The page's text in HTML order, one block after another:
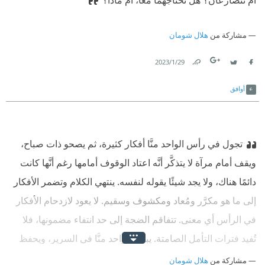
مشاركة من هلال شومان
29‏/1‏/2023
أوافق
تجول في رأس الواحد منَّا أفكار كثيرة، ثم يصحو ذات صباح،
ويقف أمام مرآة لا يتذكَّر أنَّه اعتاد الوقوف أمامها رغم أنَّها كانت
دائمًا هناك، ولا يجد شيئًا يقوله لنفسه. ينتهي الكلام وتضمر الأفكار
إلى ما هو مكرَّر ومُعاد ومكشوف وسقيم. لا يعود لازدحام الأفكار
في الرأس أي معنى. تتفاقم الضجة إلى حد انتفاء مضمونها، فلا
تُفيد فترات التأمل الصامتة. يبقى الواحد منَّا في السرير، ويحفظ
كل تشققات السقف والظلال التي تخلفها أشعة الشمس في
مشاركة من هلال شومان